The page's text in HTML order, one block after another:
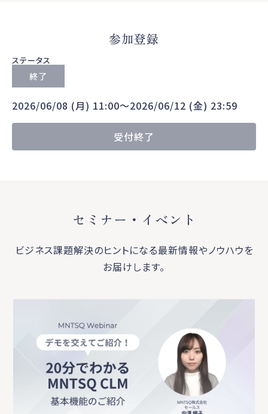
参加登録
ステータス
終了
2026/06/08 (月) 11:00〜2026/06/12 (金) 23:59
受付終了
セミナー・イベント
ビジネス課題解決のヒントになる最新情報やノウハウを
お届けします。